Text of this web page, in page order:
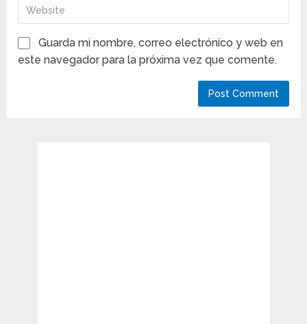
Guarda mi nombre, correo electrónico y web en
este navegador para la próxima vez que comente.